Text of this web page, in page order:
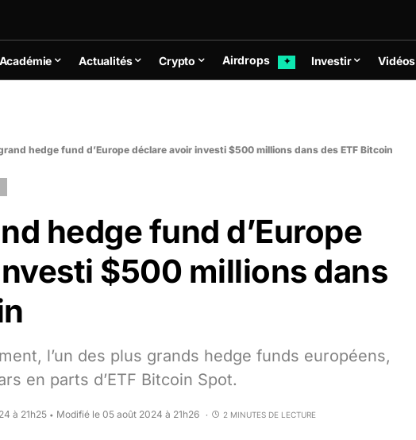
Académie Actualités Crypto Airdrops ✦ Investir Vidéos
hedge fund d’Europe déclare avoir investi $500 millions dans des ETF Bitcoin
hedge fund d’Europe
$500 millions dans
l’un des plus grands hedge funds européens,
en parts d’ETF Bitcoin Spot.
à 21h25 • Modifié le 05 août 2024 à 21h26 2 MINUTES DE LECTURE